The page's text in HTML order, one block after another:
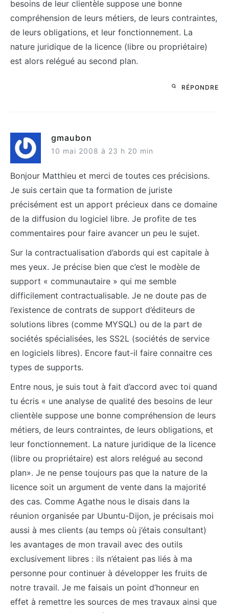
besoins de leur clientèle suppose une bonne
compréhension de leurs métiers, de leurs contraintes,
de leurs obligations, et leur fonctionnement. La
nature juridique de la licence (libre ou propriétaire)
est alors relégué au second plan.
RÉPONDRE
gmaubon
10 mai 2008 à 23 h 20 min
Bonjour Matthieu et merci de toutes ces précisions.
Je suis certain que ta formation de juriste
précisément est un apport précieux dans ce domaine
de la diffusion du logiciel libre. Je profite de tes
commentaires pour faire avancer un peu le sujet.
Sur la contractualisation d’abords qui est capitale à
mes yeux. Je précise bien que c’est le modèle de
support « communautaire » qui me semble
difficilement contractualisable. Je ne doute pas de
l’existence de contrats de support d’éditeurs de
solutions libres (comme MYSQL) ou de la part de
sociétés spécialisées, les SS2L (sociétés de service
en logiciels libres). Encore faut-il faire connaitre ces
types de supports.
Entre nous, je suis tout à fait d’accord avec toi quand
tu écris « une analyse de qualité des besoins de leur
clientèle suppose une bonne compréhension de leurs
métiers, de leurs contraintes, de leurs obligations, et
leur fonctionnement. La nature juridique de la licence
(libre ou propriétaire) est alors relégué au second
plan». Je ne pense toujours pas que la nature de la
licence soit un argument de vente dans la majorité
des cas. Comme Agathe nous le disais dans la
réunion organisée par Ubuntu-Dijon, je précisais moi
aussi à mes clients (au temps où j’étais consultant)
les avantages de mon travail avec des outils
exclusivement libres : ils n’étaient pas liés à ma
personne pour continuer à développer les fruits de
notre travail. Je me faisais un point d’honneur en
effet à remettre les sources de mes travaux ainsi que